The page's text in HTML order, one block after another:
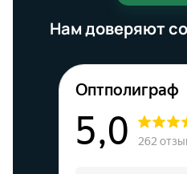
Нам доверяют